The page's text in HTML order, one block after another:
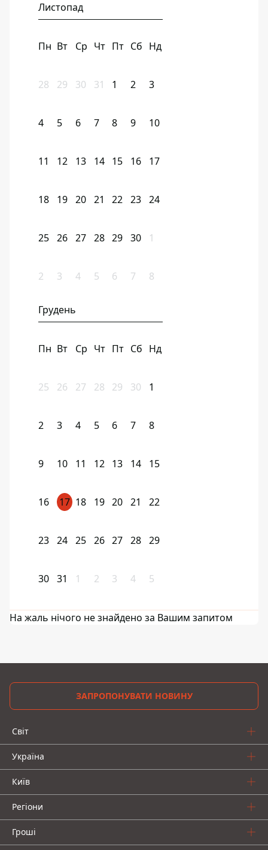
Листопад
Пн Вт Ср Чт Пт Сб Нд
28 29 30 31 1 2 3
4 5 6 7 8 9 10
11 12 13 14 15 16 17
18 19 20 21 22 23 24
25 26 27 28 29 30 1
2 3 4 5 6 7 8
Грудень
Пн Вт Ср Чт Пт Сб Нд
25 26 27 28 29 30 1
2 3 4 5 6 7 8
9 10 11 12 13 14 15
16 17 18 19 20 21 22
23 24 25 26 27 28 29
30 31 1 2 3 4 5
На жаль нічого не знайдено за Вашим запитом
ЗАПРОПОНУВАТИ НОВИНУ
Світ
Україна
Київ
Регіони
Гроші